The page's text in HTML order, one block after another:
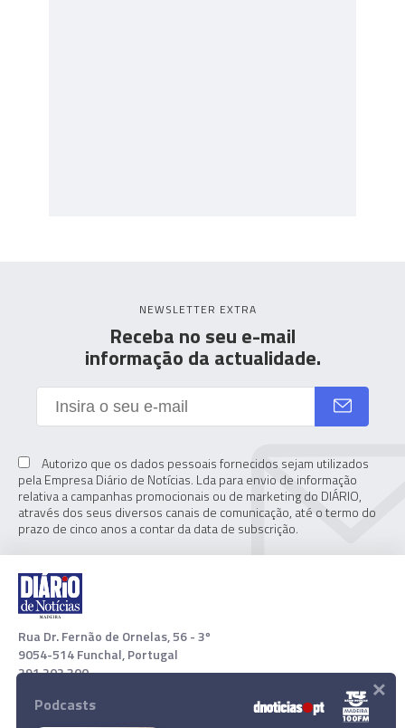
NEWSLETTER EXTRA
Receba no seu e-mail
informação da actualidade.
Autorizo que os dados pessoais fornecidos sejam utilizados
pela Empresa Diário de Notícias. Lda para envio de informação
relativa a campanhas promocionais ou de marketing do DIÁRIO,
através dos seus diversos canais de comunicação, até o termo do
prazo de cinco anos a contar da data de subscrição.
Rua Dr. Fernão de Ornelas, 56 - 3º
9054-514 Funchal, Portugal
291 202 300
Download App
Podcasts ×